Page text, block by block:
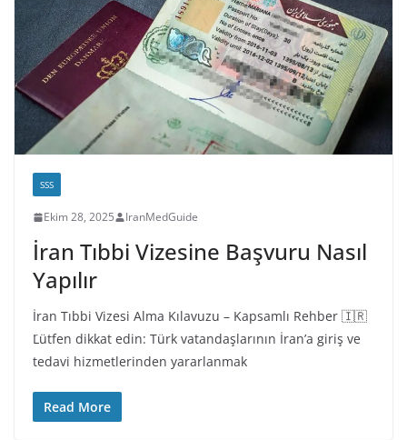
SSS
Ekim 28, 2025 IranMedGuide
İran Tıbbi Vizesine Başvuru Nasıl
Yapılır
İran Tıbbi Vizesi Alma Kılavuzu – Kapsamlı Rehber 🇮🇷
َLütfen dikkat edin: Türk vatandaşlarının İran’a giriş ve
tedavi hizmetlerinden yararlanmak
Read More